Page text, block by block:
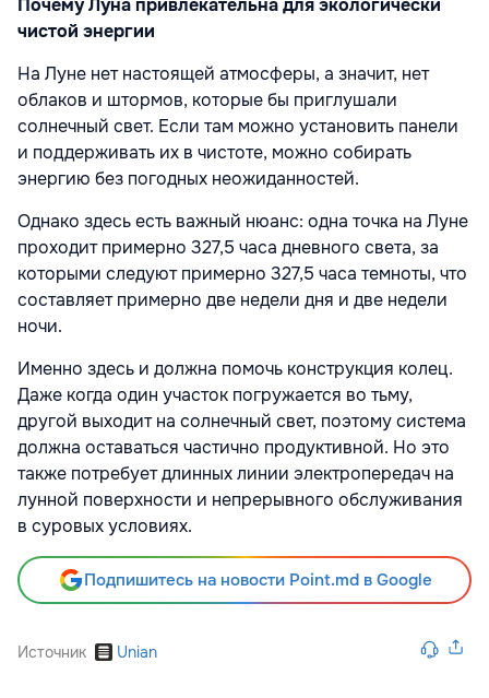
Почему Луна привлекательна для экологически
чистой энергии
На Луне нет настоящей атмосферы, а значит, нет
облаков и штормов, которые бы приглушали
солнечный свет. Если там можно установить панели
и поддерживать их в чистоте, можно собирать
энергию без погодных неожиданностей.
Однако здесь есть важный нюанс: одна точка на Луне
проходит примерно 327,5 часа дневного света, за
которыми следуют примерно 327,5 часа темноты, что
составляет примерно две недели дня и две недели
ночи.
Именно здесь и должна помочь конструкция колец.
Даже когда один участок погружается во тьму,
другой выходит на солнечный свет, поэтому система
должна оставаться частично продуктивной. Но это
также потребует длинных линии электропередач на
лунной поверхности и непрерывного обслуживания
в суровых условиях.
Подпишитесь на новости Point.md в Google
Источник Unian